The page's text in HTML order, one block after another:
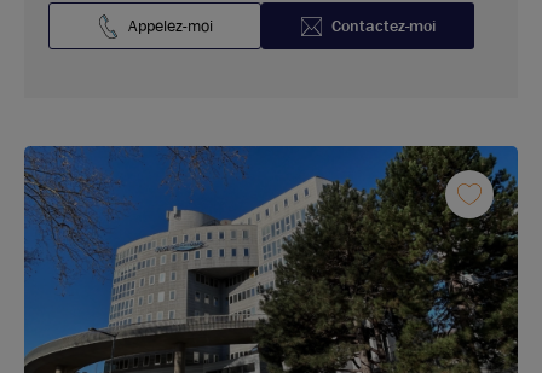
Appelez-moi Contactez-moi